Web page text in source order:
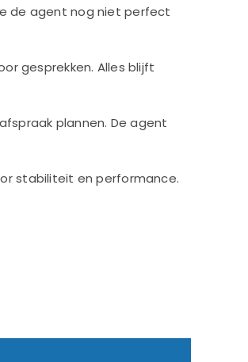
de agent nog niet perfect
gesprekken. Alles blijft
plannen. De agent
stabiliteit en performance.